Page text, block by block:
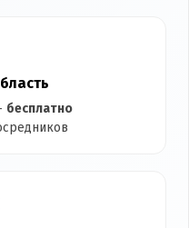
бесплатно